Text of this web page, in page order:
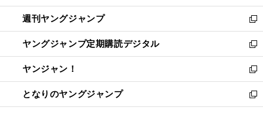
開
く
ウ
で
開
く
ン
ド
ウ
で
開
く
ウ
ィ
ン
ド
ウ
で
開
く
週刊ヤングジャンプ
新
し
い
ウ
ィ
ン
ド
ウ
ヤングジャンプ定期購読デジタル
新
し
い
ウ
ィ
ン
ヤンジャン！
新
し
い
ウ
となりのヤングジャンプ
新
し